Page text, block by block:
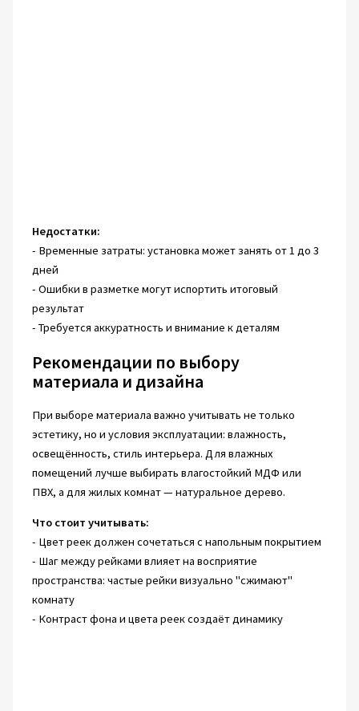
Недостатки:
- Временные затраты: установка может занять от 1 до 3
дней
- Ошибки в разметке могут испортить итоговый
результат
- Требуется аккуратность и внимание к деталям
Рекомендации по выбору
материала и дизайна
При выборе материала важно учитывать не только
эстетику, но и условия эксплуатации: влажность,
освещённость, стиль интерьера. Для влажных
помещений лучше выбирать влагостойкий МДФ или
ПВХ, а для жилых комнат — натуральное дерево.
Что стоит учитывать:
- Цвет реек должен сочетаться с напольным покрытием
- Шаг между рейками влияет на восприятие
пространства: частые рейки визуально "сжимают"
комнату
- Контраст фона и цвета реек создаёт динамику